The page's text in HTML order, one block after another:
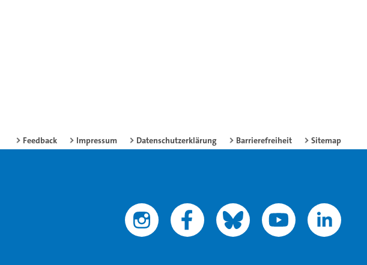
Feedback Impressum Datenschutzerklärung Barrierefreiheit Sitemap